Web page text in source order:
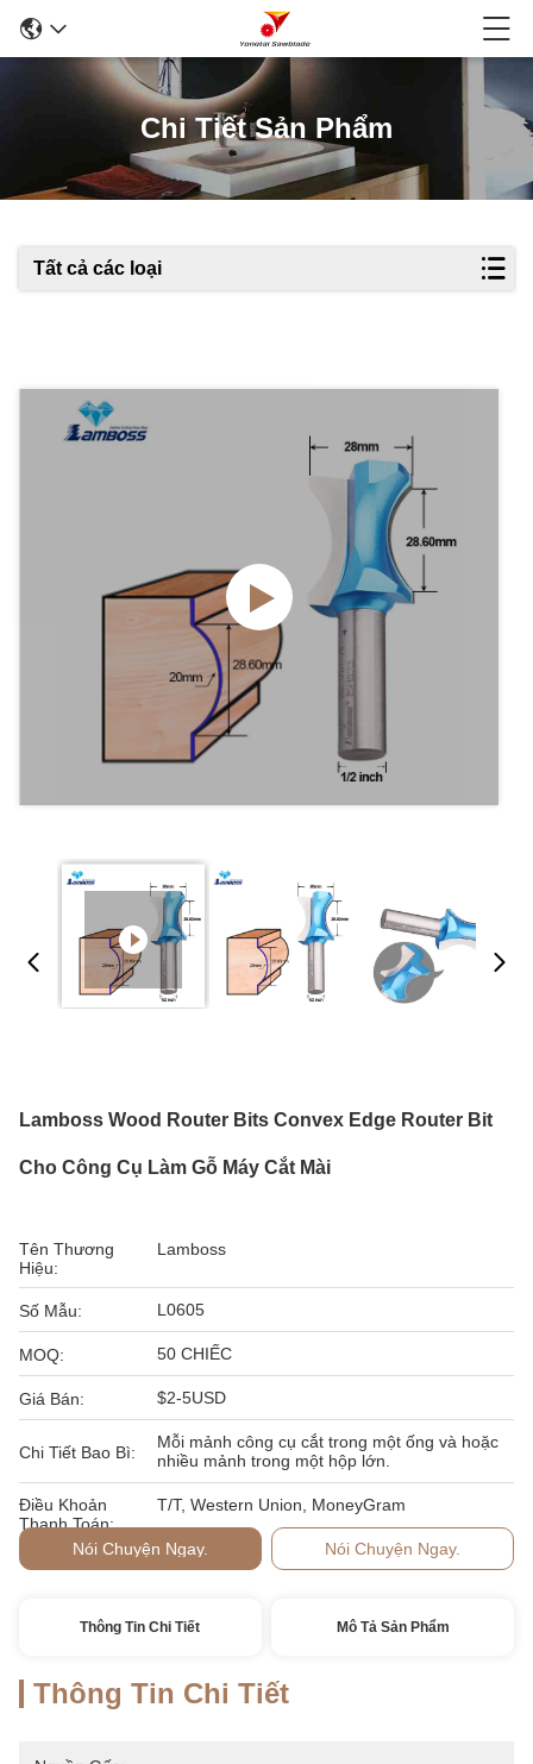
Chi Tiết Sản Phẩm
Tất cả các loại
Lamboss Wood Router Bits Convex Edge Router Bit
Cho Công Cụ Làm Gỗ Máy Cắt Mài
Tên Thương
Hiệu:
Lamboss
Số Mẫu: L0605
MOQ: 50 CHIẾC
Giá Bán: $2-5USD
Chi Tiết Bao Bì:
Mỗi mảnh công cụ cắt trong một ống và hoặc
nhiều mảnh trong một hộp lớn.
Điều Khoản
Thanh Toán:
T/T, Western Union, MoneyGram
Nói Chuyện Ngay. Nói Chuyện Ngay.
Thông Tin Chi Tiết Mô Tả Sản Phẩm
Thông Tin Chi Tiết